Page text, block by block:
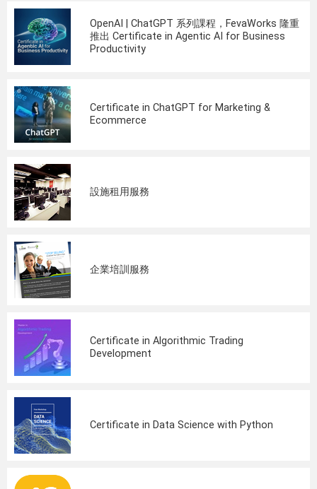
OpenAI | ChatGPT 系列課程，FevaWorks 隆重
推出 Certificate in Agentic AI for Business
Productivity
Certificate in ChatGPT for Marketing &
Ecommerce
設施租用服務
企業培訓服務
Certificate in Algorithmic Trading
Development
Certificate in Data Science with Python